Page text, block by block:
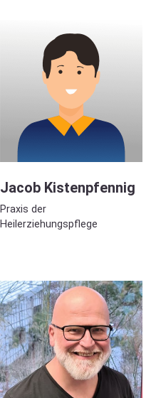
Jacob Kistenpfennig
Praxis der
Heilerziehungspflege